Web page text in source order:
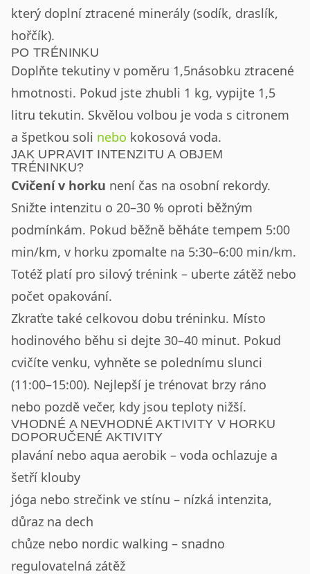
který doplní ztracené minerály (sodík, draslík,
hořčík).
PO TRÉNINKU
Doplňte tekutiny v poměru 1,5násobku ztracené
hmotnosti. Pokud jste zhubli 1 kg, vypijte 1,5
litru tekutin. Skvělou volbou je voda s citronem
a špetkou soli nebo kokosová voda.
JAK UPRAVIT INTENZITU A OBJEM
TRÉNINKU?
Cvičení v horku není čas na osobní rekordy.
Snižte intenzitu o 20–30 % oproti běžným
podmínkám. Pokud běžně běháte tempem 5:00
min/km, v horku zpomalte na 5:30–6:00 min/km.
Totéž platí pro silový trénink – uberte zátěž nebo
počet opakování.
Zkraťte také celkovou dobu tréninku. Místo
hodinového běhu si dejte 30–40 minut. Pokud
cvičíte venku, vyhněte se polednímu slunci
(11:00–15:00). Nejlepší je trénovat brzy ráno
nebo pozdě večer, kdy jsou teploty nižší.
VHODNÉ A NEVHODNÉ AKTIVITY V HORKU
DOPORUČENÉ AKTIVITY
plavání nebo aqua aerobik – voda ochlazuje a
šetří klouby
jóga nebo strečink ve stínu – nízká intenzita,
důraz na dech
chůze nebo nordic walking – snadno
regulovatelná zátěž